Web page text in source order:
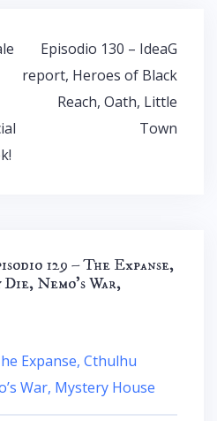
Episodio 130 – IdeaG
report, Heroes of Black
Reach, Oath, Little
Town
129 – The Expanse,
Nemo’s War,
Expanse, Cthulhu
War, Mystery House